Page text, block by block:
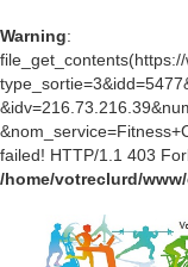
Warning:
failed! HTTP/1.1 403
/home/votreclurd/